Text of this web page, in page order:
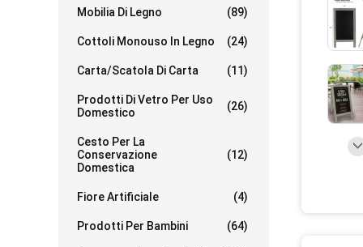
Mobilia Di Legno (89)
Cottoli Monouso In Legno (24)
Carta/scatola Di Carta (11)
Prodotti Di Vetro Per Uso
Domestico
(26)
Cesto Per La
Conservazione
Domestica
(12)
Fiore Artificiale (4)
Prodotti Per Bambini (64)